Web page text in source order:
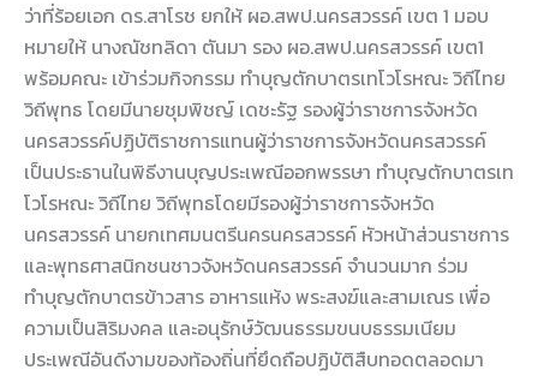
ว่าที่ร้อยเอก ดร.สาโรช ยกให้ ผอ.สพป.นครสวรรค์ เขต 1 มอบ
หมายให้ นางณัชทลิดา ตันมา รอง ผอ.สพป.นครสวรรค์ เขต1
พร้อมคณะ เข้าร่วมกิจกรรม ทำบุญตักบาตรเทโวโรหณะ วิถีไทย
วิถีพุทธ โดยมีนายชุมพิชญ์ เดชะรัฐ รองผู้ว่าราชการจังหวัด
นครสวรรค์ปฏิบัติราชการแทนผู้ว่าราชการจังหวัดนครสวรรค์
เป็นประธานในพิธีงานบุญประเพณีออกพรรษา ทำบุญตักบาตรเท
โวโรหณะ วิถีไทย วิถีพุทธโดยมีรองผู้ว่าราชการจังหวัด
นครสวรรค์ นายกเทศมนตรีนครนครสวรรค์ หัวหน้าส่วนราชการ
และพุทธศาสนิกชนชาวจังหวัดนครสวรรค์ จำนวนมาก ร่วม
ทำบุญตักบาตรข้าวสาร อาหารแห้ง พระสงฆ์และสามเณร เพื่อ
ความเป็นสิริมงคล และอนุรักษ์วัฒนธรรมขนบธรรมเนียม
ประเพณีอันดีงามของท้องถิ่นที่ยึดถือปฏิบัติสืบทอดตลอดมา